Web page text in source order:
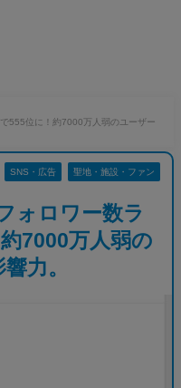
555位に！約7000万人弱のユーザー
SNS・広告 聖地・施設・ファン
ォロワー数ラ
7000万人弱の
力。